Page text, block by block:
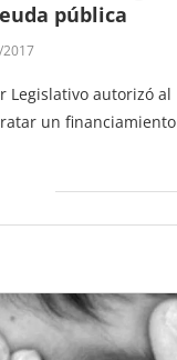
pública
Legislativo autorizó al
un financiamiento